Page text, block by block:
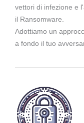
vettori di infezione e
il Ransomware.
Adottiamo un
a fondo il tuo